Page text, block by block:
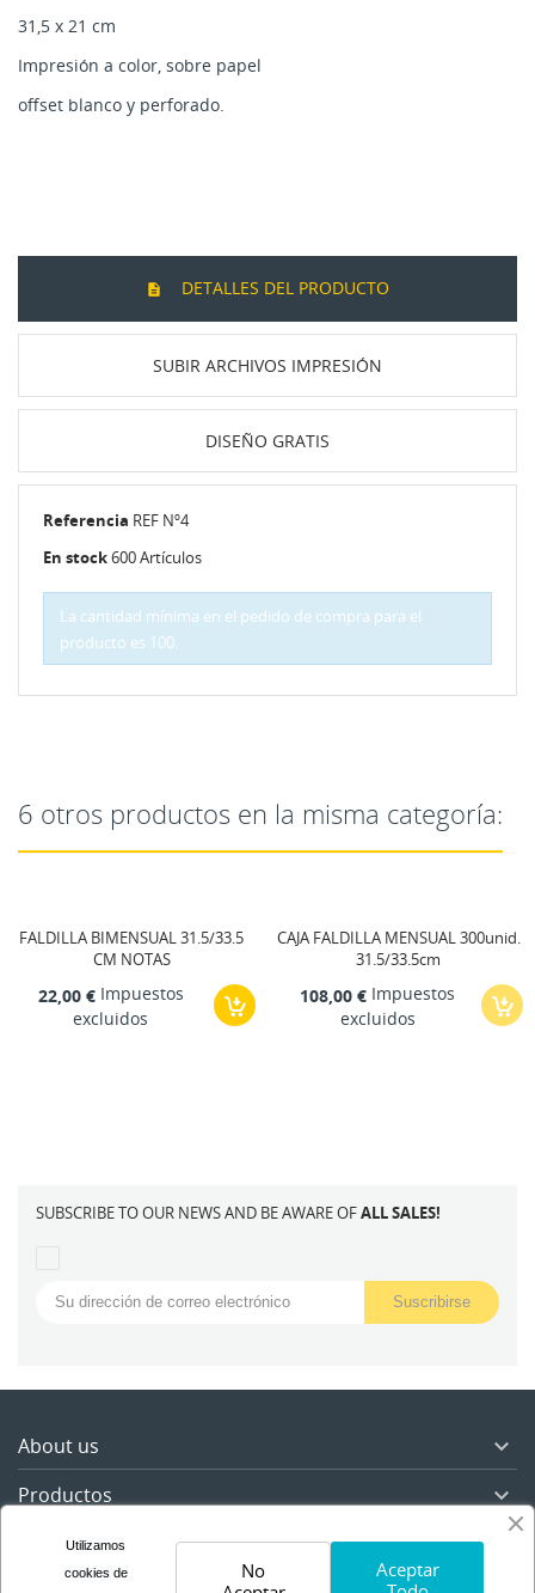
31,5 x 21 cm
Impresión a color, sobre papel
offset blanco y perforado.
DETALLES DEL PRODUCTO
SUBIR ARCHIVOS IMPRESIÓN
DISEÑO GRATIS
Referencia REF Nº4
En stock600 Artículos
La cantidad mínima en el pedido de compra para el
producto es 100.
6 otros productos en la misma categoría:
FALDILLA BIMENSUAL 31.5/33.5
CM NOTAS
22,00 €Impuestos
excluidos
CAJA FALDILLA MENSUAL 300unid.
31.5/33.5cm
108,00 € Impuestos
excluidos
SUBSCRIBE TO OUR NEWS AND BE AWARE OFALL SALES!
About us 
Productos 
Nuestra empresa
Utilizamos
cookies de
Aceptar
No